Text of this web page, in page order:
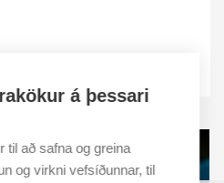
á þessari
til að safna og greina
og virkni vefsíðunnar, til